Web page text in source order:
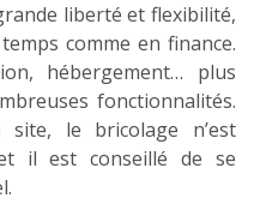
liberté et flexibilité,
comme en finance.
hébergement… plus
fonctionnalités.
le bricolage n’est
il est conseillé de se